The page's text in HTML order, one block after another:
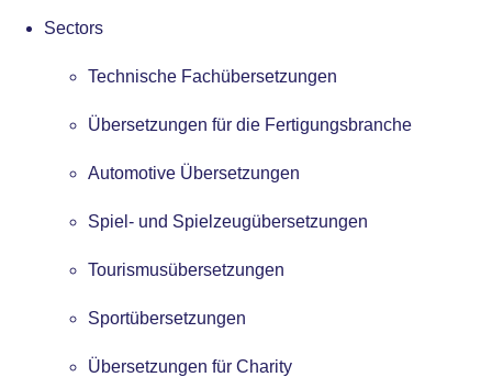
Sectors
Technische Fachübersetzungen
Übersetzungen für die Fertigungsbranche
Automotive Übersetzungen
Spiel- und Spielzeugübersetzungen
Tourismusübersetzungen
Sportübersetzungen
Übersetzungen für Charity